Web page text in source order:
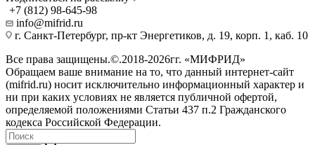
+7 (812) 98-645-98
info@mifrid.ru
г. Санкт-Петербург, пр-кт Энергетиков, д. 19, корп. 1, каб. 10
Все права защищены.©.2018-2026гг. «МИФРИД»
Обращаем ваше внимание на то, что данный интернет-сайт
(mifrid.ru) носит исключительно информационный характер и
ни при каких условиях не является публичной офертой,
определяемой положениями Статьи 437 п.2 Гражданского
кодекса Российской Федерации.